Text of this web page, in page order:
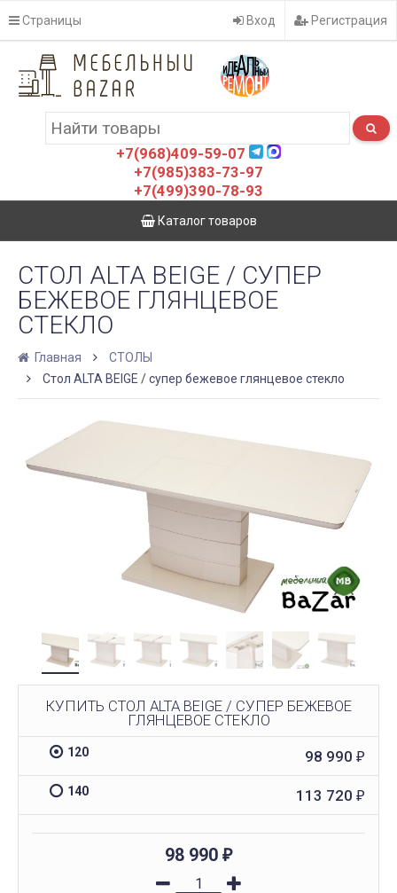
Страницы Вход Регистрация
+7(968)409-59-07
+7(985)383-73-97
+7(499)390-78-93
Каталог товаров
СТОЛ ALTA BEIGE / СУПЕР
БЕЖЕВОЕ ГЛЯНЦЕВОЕ
СТЕКЛО
Главная
СТОЛЫ
Стол ALTA BEIGE / супер бежевое глянцевое стекло
КУПИТЬ СТОЛ ALTA BEIGE / СУПЕР БЕЖЕВОЕ
ГЛЯНЦЕВОЕ СТЕКЛО
120 98 990 ₽
140 113 720 ₽
98 990 ₽